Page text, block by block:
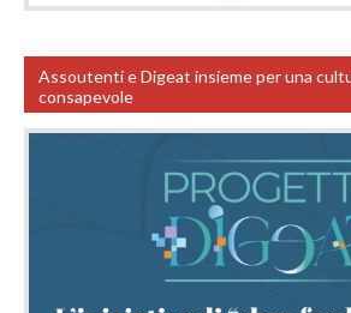
Assoutenti e Digeat insieme per una
consapevole